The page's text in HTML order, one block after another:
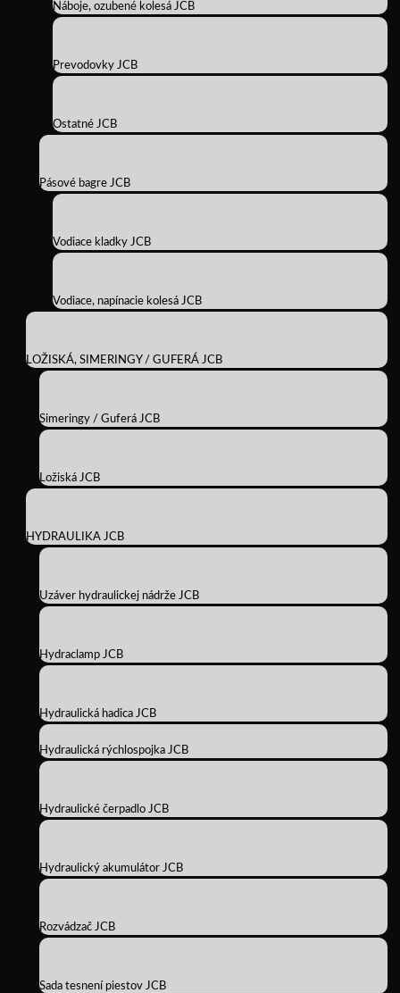
Náboje, ozubené kolesá JCB
Prevodovky JCB
Ostatné JCB
Pásové bagre JCB
Vodiace kladky JCB
Vodiace, napínacie kolesá JCB
LOŽISKÁ, SIMERINGY / GUFERÁ JCB
Simeringy / Guferá JCB
Ložiská JCB
HYDRAULIKA JCB
Uzáver hydraulickej nádrže JCB
Hydraclamp JCB
Hydraulická hadica JCB
Hydraulická rýchlospojka JCB
Hydraulické čerpadlo JCB
Hydraulický akumulátor JCB
Rozvádzač JCB
Sada tesnení piestov JCB